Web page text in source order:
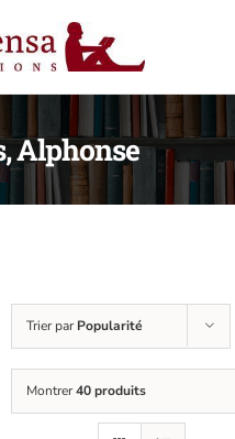
Alphonse
Trier parPopularité
Montrer40 produits